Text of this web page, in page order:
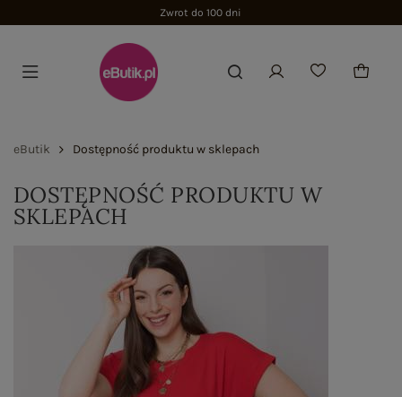
Zwrot do 100 dni
eButik Dostępność produktu w sklepach
DOSTĘPNOŚĆ PRODUKTU W
SKLEPACH